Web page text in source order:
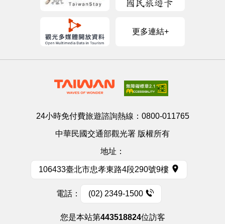
更多連結+
24小時免付費旅遊諮詢熱線： 0800-011765
中華民國交通部觀光署 版權所有
地址：
106433臺北市忠孝東路4段290號9樓
電話： (02) 2349-1500
您是本站第443518824位訪客